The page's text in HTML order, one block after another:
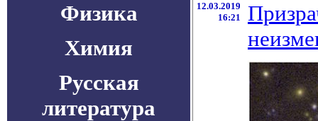
Физика
Химия
Русская
литература
12.03.2019
16:21